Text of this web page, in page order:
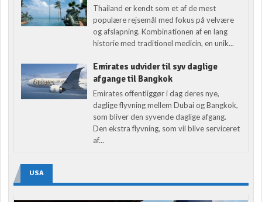
Thailand er kendt som et af de mest
populære rejsemål med fokus på velvære
og afslapning. Kombinationen af en lang
historie med traditionel medicin, en unik...
Emirates udvider til syv daglige
afgange til Bangkok
Emirates offentliggør i dag deres nye,
daglige flyvning mellem Dubai og Bangkok,
som bliver den syvende daglige afgang.
Den ekstra flyvning, som vil blive serviceret
af...
USA